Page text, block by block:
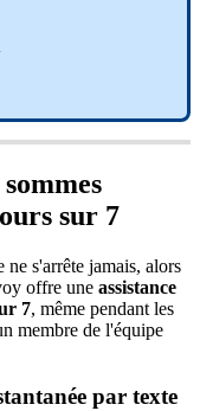
sommes
sur 7
ne s'arrête jamais, alors
offre une assistance
7, même pendant les
membre de l'équipe
ée par texte